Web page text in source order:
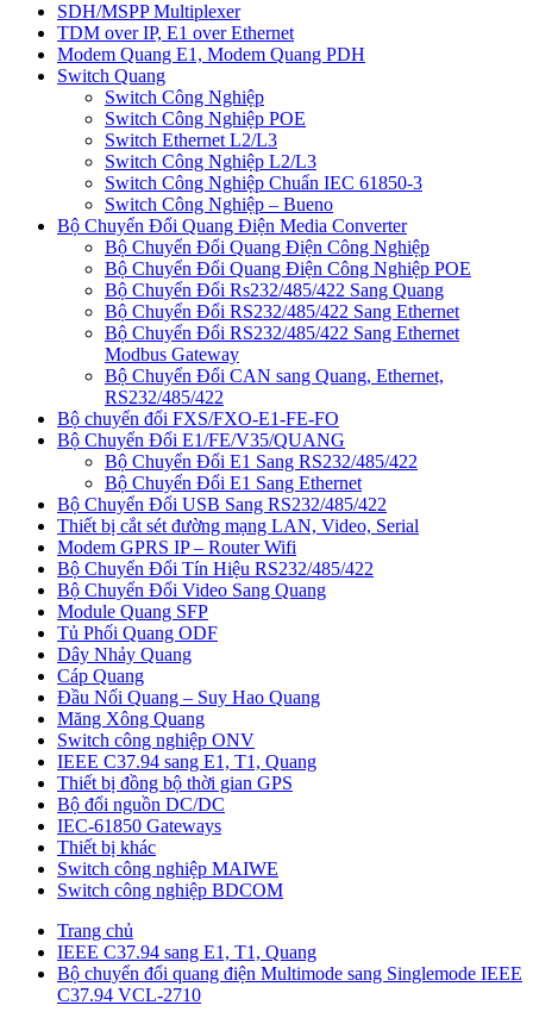
SDH/MSPP Multiplexer
TDM over IP, E1 over Ethernet
Modem Quang E1, Modem Quang PDH
Switch Quang
Switch Công Nghiệp
Switch Công Nghiệp POE
Switch Ethernet L2/L3
Switch Công Nghiệp L2/L3
Switch Công Nghiệp Chuẩn IEC 61850-3
Switch Công Nghiệp – Bueno
Bộ Chuyển Đổi Quang Điện Media Converter
Bộ Chuyển Đổi Quang Điện Công Nghiệp
Bộ Chuyển Đổi Quang Điện Công Nghiệp POE
Bộ Chuyển Đổi Rs232/485/422 Sang Quang
Bộ Chuyển Đổi RS232/485/422 Sang Ethernet
Bộ Chuyển Đổi RS232/485/422 Sang Ethernet
Modbus Gateway
Bộ Chuyển Đổi CAN sang Quang, Ethernet,
RS232/485/422
Bộ chuyển đổi FXS/FXO-E1-FE-FO
Bộ Chuyển Đổi E1/FE/V35/QUANG
Bộ Chuyển Đổi E1 Sang RS232/485/422
Bộ Chuyển Đổi E1 Sang Ethernet
Bộ Chuyển Đổi USB Sang RS232/485/422
Thiết bị cắt sét đường mạng LAN, Video, Serial
Modem GPRS IP – Router Wifi
Bộ Chuyển Đổi Tín Hiệu RS232/485/422
Bộ Chuyển Đổi Video Sang Quang
Module Quang SFP
Tủ Phối Quang ODF
Dây Nhảy Quang
Cáp Quang
Đầu Nối Quang – Suy Hao Quang
Măng Xông Quang
Switch công nghiệp ONV
IEEE C37.94 sang E1, T1, Quang
Thiết bị đồng bộ thời gian GPS
Bộ đổi nguồn DC/DC
IEC-61850 Gateways
Thiết bị khác
Switch công nghiệp MAIWE
Switch công nghiệp BDCOM
Trang chủ
IEEE C37.94 sang E1, T1, Quang
Bộ chuyển đổi quang điện Multimode sang Singlemode IEEE
C37.94 VCL-2710